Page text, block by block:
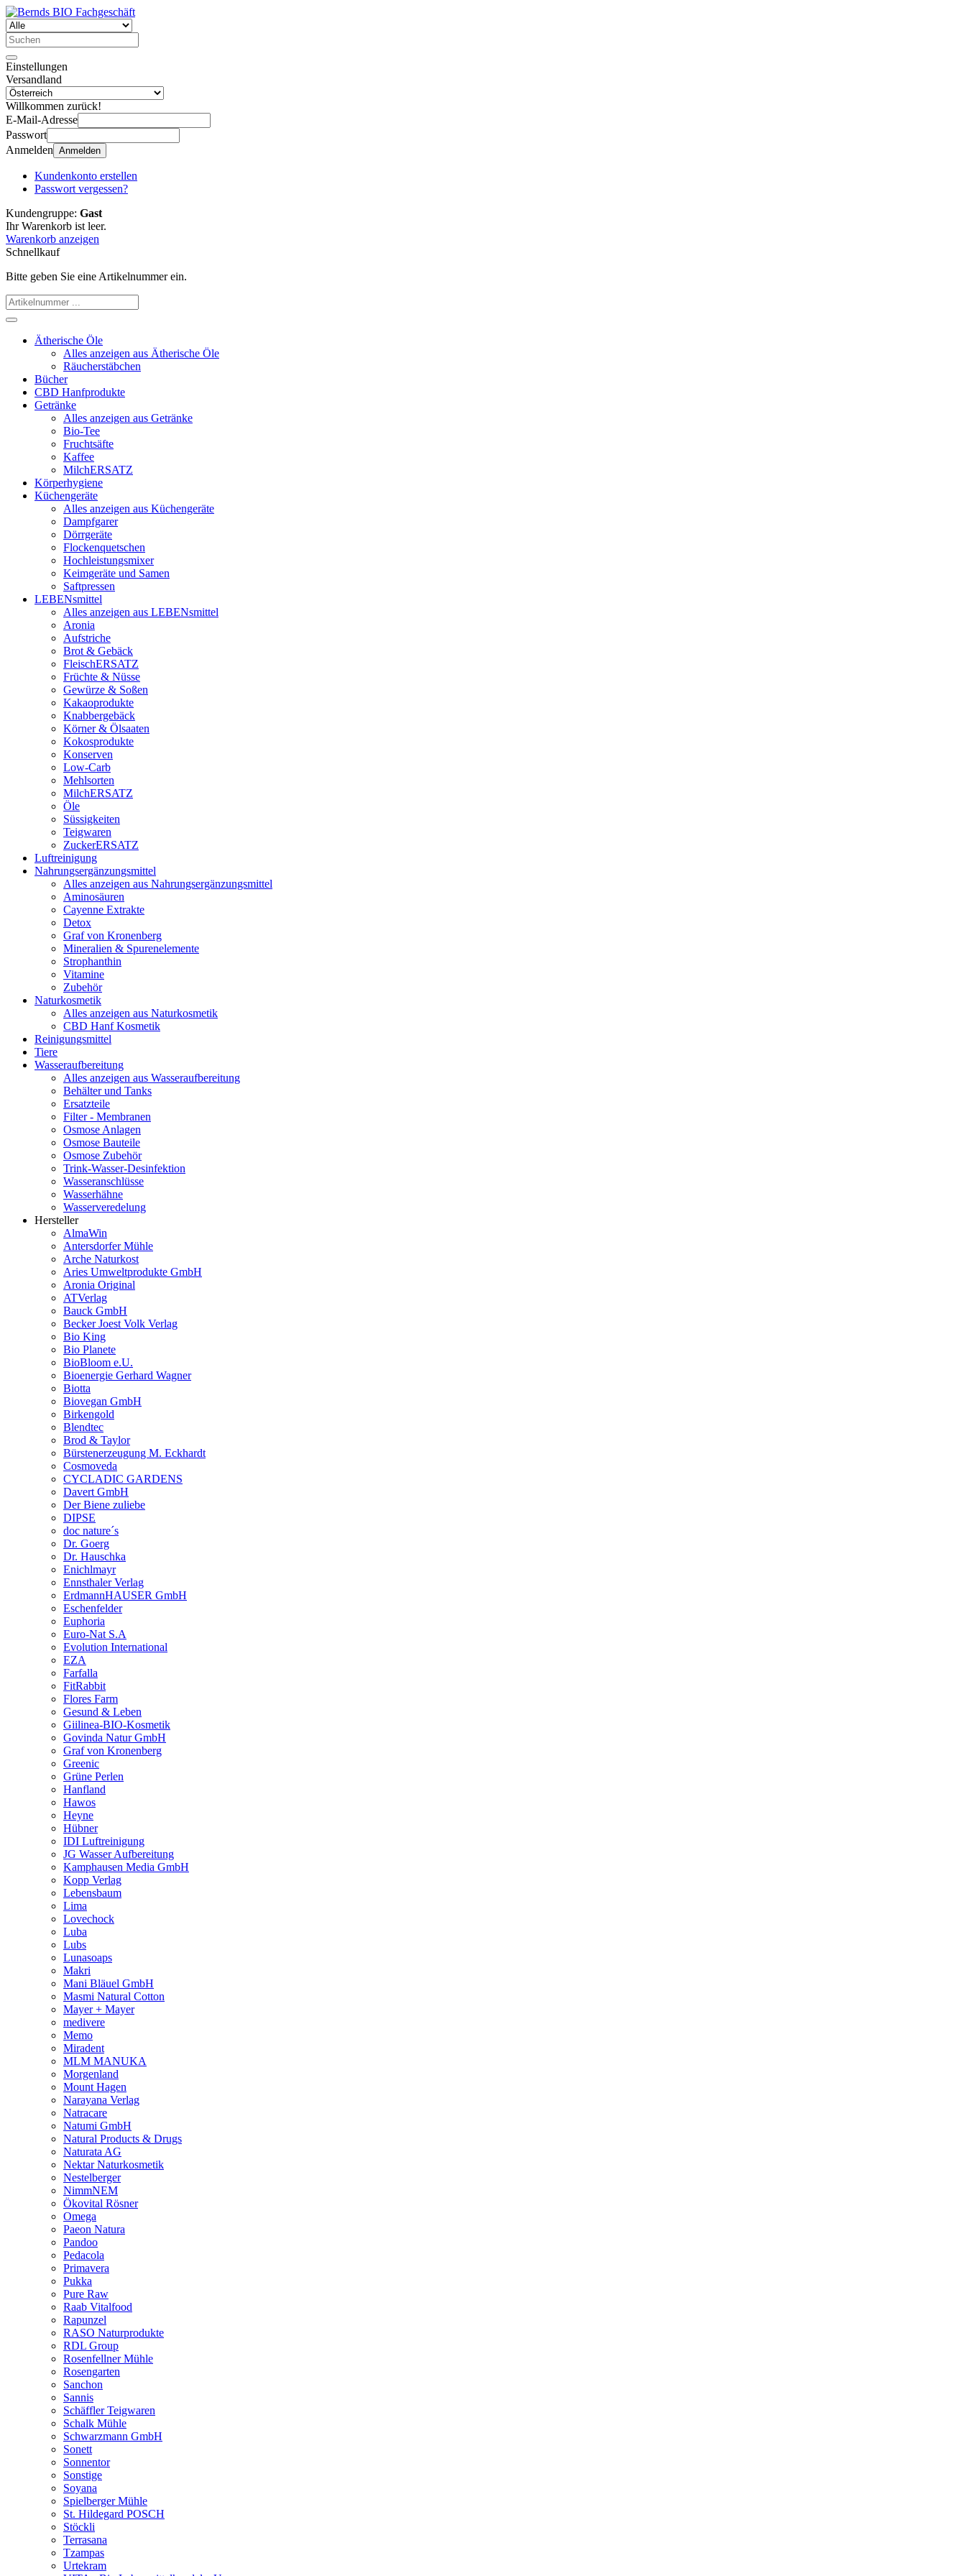
Einstellungen
Versandland
Willkommen zurück!
E-Mail-Adresse
Passwort
Anmelden Anmelden
Kundenkonto erstellen
Passwort vergessen?
Kundengruppe: Gast
Ihr Warenkorb ist leer.
Warenkorb anzeigen
Schnellkauf
Bitte geben Sie eine Artikelnummer ein.
Ätherische Öle
Alles anzeigen aus Ätherische Öle
Räucherstäbchen
Bücher
CBD Hanfprodukte
Getränke
Alles anzeigen aus Getränke
Bio-Tee
Fruchtsäfte
Kaffee
MilchERSATZ
Körperhygiene
Küchengeräte
Alles anzeigen aus Küchengeräte
Dampfgarer
Dörrgeräte
Flockenquetschen
Hochleistungsmixer
Keimgeräte und Samen
Saftpressen
LEBENsmittel
Alles anzeigen aus LEBENsmittel
Aronia
Aufstriche
Brot & Gebäck
FleischERSATZ
Früchte & Nüsse
Gewürze & Soßen
Kakaoprodukte
Knabbergebäck
Körner & Ölsaaten
Kokosprodukte
Konserven
Low-Carb
Mehlsorten
MilchERSATZ
Öle
Süssigkeiten
Teigwaren
ZuckerERSATZ
Luftreinigung
Nahrungsergänzungsmittel
Alles anzeigen aus Nahrungsergänzungsmittel
Aminosäuren
Cayenne Extrakte
Detox
Graf von Kronenberg
Mineralien & Spurenelemente
Strophanthin
Vitamine
Zubehör
Naturkosmetik
Alles anzeigen aus Naturkosmetik
CBD Hanf Kosmetik
Reinigungsmittel
Tiere
Wasseraufbereitung
Alles anzeigen aus Wasseraufbereitung
Behälter und Tanks
Ersatzteile
Filter - Membranen
Osmose Anlagen
Osmose Bauteile
Osmose Zubehör
Trink-Wasser-Desinfektion
Wasseranschlüsse
Wasserhähne
Wasserveredelung
Hersteller
AlmaWin
Antersdorfer Mühle
Arche Naturkost
Aries Umweltprodukte GmbH
Aronia Original
ATVerlag
Bauck GmbH
Becker Joest Volk Verlag
Bio King
Bio Planete
BioBloom e.U.
Bioenergie Gerhard Wagner
Biotta
Biovegan GmbH
Birkengold
Blendtec
Brod & Taylor
Bürstenerzeugung M. Eckhardt
Cosmoveda
CYCLADIC GARDENS
Davert GmbH
Der Biene zuliebe
DIPSE
doc nature´s
Dr. Goerg
Dr. Hauschka
Enichlmayr
Ennsthaler Verlag
ErdmannHAUSER GmbH
Eschenfelder
Euphoria
Euro-Nat S.A
Evolution International
EZA
Farfalla
FitRabbit
Flores Farm
Gesund & Leben
Giilinea-BIO-Kosmetik
Govinda Natur GmbH
Graf von Kronenberg
Greenic
Grüne Perlen
Hanfland
Hawos
Heyne
Hübner
IDI Luftreinigung
JG Wasser Aufbereitung
Kamphausen Media GmbH
Kopp Verlag
Lebensbaum
Lima
Lovechock
Luba
Lubs
Lunasoaps
Makri
Mani Bläuel GmbH
Masmi Natural Cotton
Mayer + Mayer
medivere
Memo
Miradent
MLM MANUKA
Morgenland
Mount Hagen
Narayana Verlag
Natracare
Natumi GmbH
Natural Products & Drugs
Naturata AG
Nektar Naturkosmetik
Nestelberger
NimmNEM
Ökovital Rösner
Omega
Paeon Natura
Pandoo
Pedacola
Primavera
Pukka
Pure Raw
Raab Vitalfood
Rapunzel
RASO Naturprodukte
RDL Group
Rosenfellner Mühle
Rosengarten
Sanchon
Sannis
Schäffler Teigwaren
Schalk Mühle
Schwarzmann GmbH
Sonett
Sonnentor
Sonstige
Soyana
Spielberger Mühle
St. Hildegard POSCH
Stöckli
Terrasana
Tzampas
Urtekram